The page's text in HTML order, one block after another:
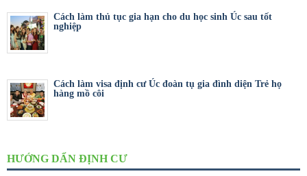
Cách làm thủ tục gia hạn cho du học sinh Úc sau tốt
nghiệp
Cách làm visa định cư Úc đoàn tụ gia đình diện Trẻ họ
hàng mồ côi
HƯỚNG DẨN ĐỊNH CƯ